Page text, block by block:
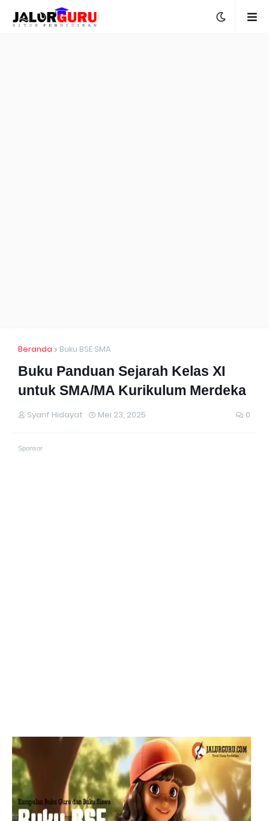
Beranda Buku BSE SMA
Buku Panduan Sejarah Kelas XI
untuk SMA/MA Kurikulum Merdeka
Syarif Hidayat Mei 23, 2025 0
Sponsor